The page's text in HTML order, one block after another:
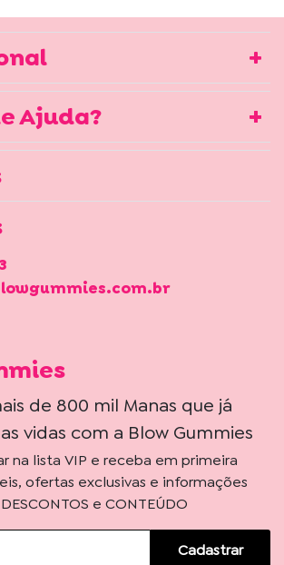
Ajuda?
de 800 mil Manas que já
vidas com a Blow Gummies
na lista VIP e receba em primeira
ofertas exclusivas e informações
e CONTEÚDO
Cadastrar